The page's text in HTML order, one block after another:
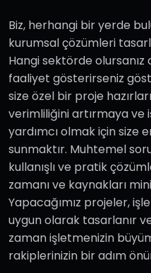
Biz, herhangi bir yerde
kurumsal çözümleri
Hangi sektörde
faaliyet gösterirseniz
size özel bir proje
verimliliğini artırmaya ve
yardımcı olmak için size
sunmaktır. Muhtemel
kullanışlı ve pratik
zamanı ve kaynakları
Yapacağımız projeler,
uygun olarak tasarlanır
zaman işletmenizin
rakiplerinizin bir adım